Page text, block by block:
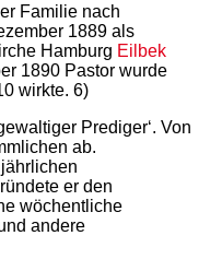
Familie nach
1889 als
Hamburg Eilbek
1890 Pastor wurde
wirkte. 6)
Prediger‘. Von
ab.
er den
wöchentliche
andere